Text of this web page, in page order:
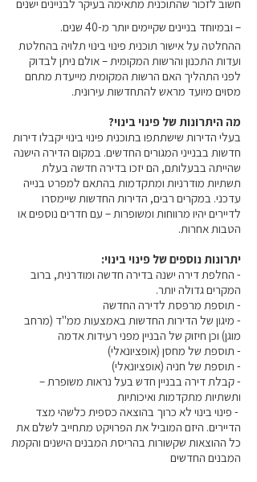
חשוב לזכור שהתוכנית מתאימה בעיקר לבניינים ישנים
– ובמיוחד בניינים שקיימים יותר מ-40 שנים.
ההחלטה על אישור תוכנית פינוי בינוי תלויה בהחלטת
ועדות התכנון והרשות המקומית – אולם ניתן לבדוק
לפני התהליך האם הרשות המקומית מייעדת מתחם
מסוים מיועד מראש להתחדשות עירונית.
מה היתרונות של פינוי בינוי?
בעלי הדירות שישתתפו בתוכנית פינוי בינוי יקבלו דירות
חדשות בבנייני המגורים החדשים. במקום הדירה הישנה
שהייתה בבעלותם, הם יזכו בדירה חדשה בעלת
תשתיות מודרניות ומתקדמות בהתאם למפרט בנייה
עדכני. במקרים רבים, הדירות החדשות שיימסרו
לדיירים יהיו מרווחות ומשופרות – עם חדרים נוספים או
הטבות אחרות.
יתרונות נוספים של פינוי בינוי:
- החלפת דירה ישנה בדירה חדשה ומודרנית, ברוב
המקרים גדולה יותר.
- תוספת מרפסת לדירה החדשה
- מיגון של הדירות החדשות באמצעות ממ"ד (מרחב
מוגן) וכן חיזוק של הבניין מפני רעידות אדמה
- תוספת של מחסן (אופציונאלי)
- תוספת של חניה (אופציונאלי)
- קבלת דירה בבניין חדש בעל נראות משופרת –
ותשתיות מתקדמות ואיכותיות
- פינוי בינוי לא כרוך בהוצאה כספית כלשהי מצד
הדיירים. היזם המוביל את הפרויקט מתחייב לשלם את
כל ההוצאות שקשורות בהריסת המבנים הישנים והקמת
המבנים החדשים